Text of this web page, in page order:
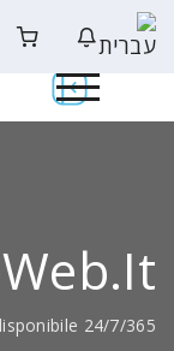
24/7/365